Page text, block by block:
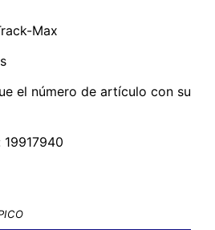
Max
el número de artículo con su